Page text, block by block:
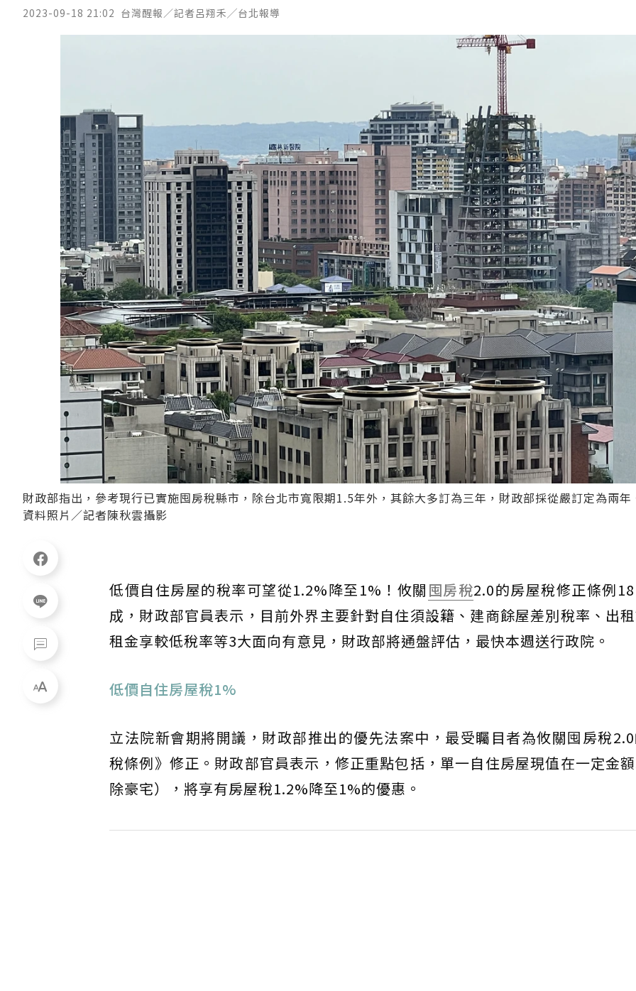
2023-09-18 21:02 台灣醒報／記者呂翔禾╱台北報導
財政部指出，參考現行已實施囤房稅縣市，除台北市寬限期1.5年外，其餘大多訂為三年，財政部採從嚴訂定為兩年
資料照片／記者陳秋雲攝影
低價自住房屋的稅率可望從1.2%降至1%！攸關 囤房稅2.0的房屋稅修正條例
成，財政部官員表示，目前外界主要針對自住須設籍、建商餘屋差別稅率、出
租金享較低稅率等3大面向有意見，財政部將通盤評估，最快本週送行政院。
低價自住房屋稅1%
立法院新會期將開議，財政部推出的優先法案中，最受矚目者為攸關囤房稅
稅條例》修正。財政部官員表示，修正重點包括，單一自住房屋現值在一定金
除豪宅），將享有房屋稅1.2%降至1%的優惠。